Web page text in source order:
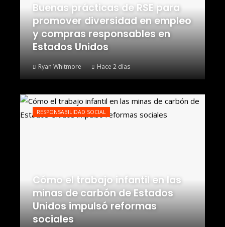
Buenas prácticas de RSE para
promover diversidad en empleo
y compras responsables en
Estados Unidos
Ryan Whitmore Hace 2 días
RESPONSABILIDAD SOCIAL
Cómo el trabajo infantil en las
minas de carbón de Estados
Unidos impulsó reformas
sociales